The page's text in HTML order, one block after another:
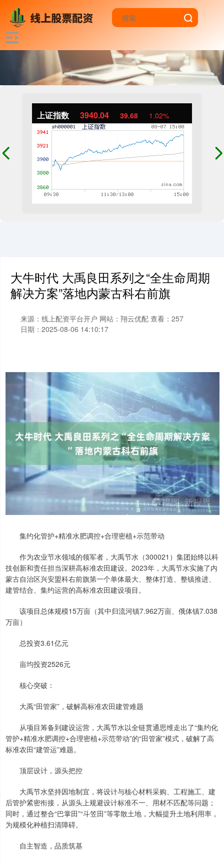
上证指数 3940.04 39.68 1.02%
大牛时代 大禹良田系列之“全生命周期
解决方案”落地内蒙古科右前旗
来源：线上配资平台开户 网站：翔云优配 查看：257
日期：2025-08-06 14:10:17
集约化管护+精准水肥调控+合理密植+示范带动
作为农业节水领域的领军者，大禹节水（300021）集团始终以科
技创新和责任担当深耕高标准农田建设。2023年，大禹节水实施了内
蒙古自治区兴安盟科右前旗第一个单体最大、整体打造、整镇推进、
建管结合、集约运营的高标准农田建设项目。
该项目总体规模15万亩（其中归流河镇7.962万亩、俄体镇7.038
万亩）
总投资3.61亿元
亩均投资2526元
核心突破：
大禹“田管家”，破解高标准农田建管难题
从项目筹备到建设运营，大禹节水以全链贯通思维走出了“集约化
管护+精准水肥调控+合理密植+示范带动”的“田管家”模式，破解了高
标准农田“建管运”难题。
顶层设计，源头把控
大禹节水坚持因地制宜，将设计与核心材料采购、工程施工、建
后管护紧密衔接，从源头上规避设计标准不一、用材不匹配等问题；
同时，通过整合“巴掌田”“斗笠田”等零散土地，大幅提升土地利用率，
为规模化种植扫清障碍。
自主智造，品质筑基